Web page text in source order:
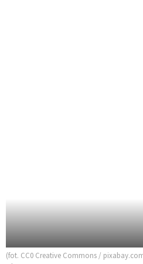
(fot. CC0 Creative Commons /